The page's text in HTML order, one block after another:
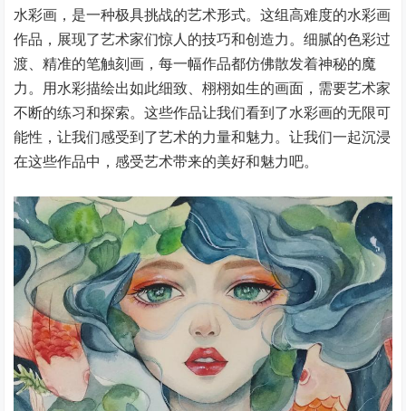
水彩画，是一种极具挑战的艺术形式。这组高难度的水彩画
作品，展现了艺术家们惊人的技巧和创造力。细腻的色彩过
渡、精准的笔触刻画，每一幅作品都仿佛散发着神秘的魔
力。用水彩描绘出如此细致、栩栩如生的画面，需要艺术家
不断的练习和探索。这些作品让我们看到了水彩画的无限可
能性，让我们感受到了艺术的力量和魅力。让我们一起沉浸
在这些作品中，感受艺术带来的美好和魅力吧。